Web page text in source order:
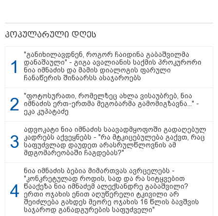
11:59 / 09-08-2026
ხანძარი ლილო-მარტყოფის
ამ წუთებში? (ვიდეო)
10:29 / 09-08-2026
"ვერასდროს ვიფიქრებდი, რომ
ჩვენი ცხოვრება შენთან ერთად
ასეთ არარომანტიკულ ფაზაში
შევიდოდა" - თეონა კონტრიძე
ქორწინებიდან 18 წლის თავზე
ქმარს ემოციურ "პოსტს" უძღვნის
09:25 / 09-08-2026
პოპულარული დღეს
"განიხილავდნენ, როგორ ჩაიდინა გაბაშვილმა
დანაშაული" - გიგა ავალიანის საქმის პროკურორი
ნია იმნაძის და მამის დიალოგის ფარული
ჩანაწერის შინაარსს ასაჯაროებს
"ფოტოსურათი, რომელზეც ახლა ვისაუბრებ, ნია
იმნაძის ერთ-ერთმა მეგობარმა გამომიგზავნა..." -
ეკა კუპატაძე
ადვოკატი ნია იმნაძის საავადმყოფოში გადაღებულ
კადრებს აქვეყნებს - "რა მტკიცებულება გაქვთ, რაც
საფუძვლად დაუდეთ არასრულწლოვნის ამ
მდგომარეობაში ჩაგდებას?"
ნია იმნაძის ბებია მიმართვას ავრცელებს -
"კონკრეტულად როდის, სად და რა სიტყვებით
წააქეზა ნია იმნაძემ ალექსანდრე გაბაშვილი?
ერთი ოჯახის ენით აღუწერელი ტკივილი არ
შეიძლება გახდეს მეორე ოჯახის 16 წლის ბავშვის
საჯაროდ განადგურების საფუძველი"